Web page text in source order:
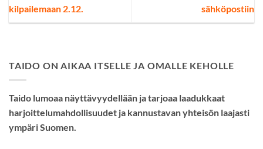
kilpailemaan 2.12.
sähköpostiin
TAIDO ON AIKAA ITSELLE JA OMALLE KEHOLLE
Taido lumoaa näyttävyydellään ja tarjoaa laadukkaat
harjoittelumahdollisuudet ja kannustavan yhteisön laajasti
ympäri Suomen.